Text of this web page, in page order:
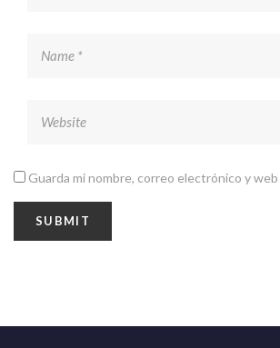
Guarda mi nombre, correo electrónico y